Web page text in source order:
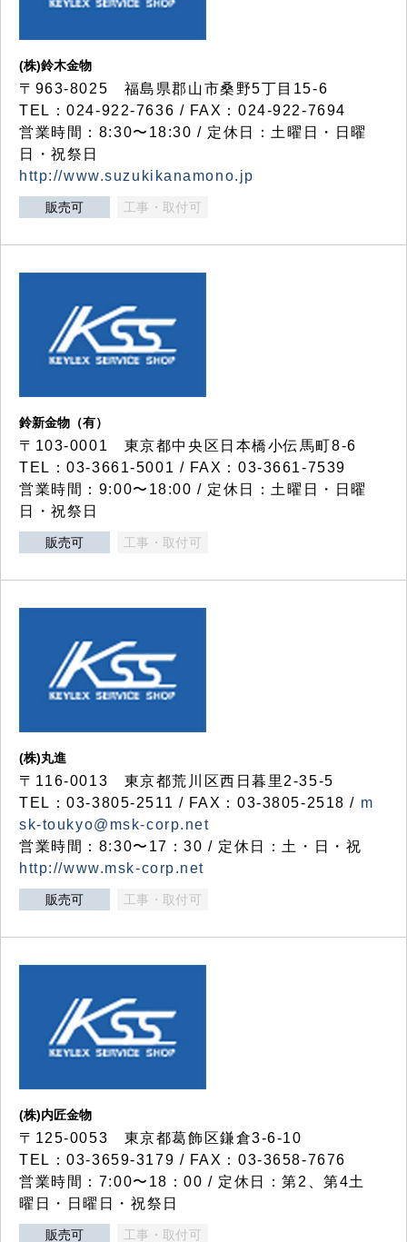
(株)鈴木金物
〒963-8025 福島県郡山市桑野5丁目15-6
TEL：024-922-7636 / FAX：024-922-7694
営業時間：8:30〜18:30 / 定休日：土曜日・日曜
日・祝祭日
http://www.suzukikanamono.jp
販売可 工事・取付可
鈴新金物（有）
〒103-0001 東京都中央区日本橋小伝馬町8-6
TEL：03-3661-5001 / FAX：03-3661-7539
営業時間：9:00〜18:00 / 定休日：土曜日・日曜
日・祝祭日
販売可 工事・取付可
(株)丸進
〒116-0013 東京都荒川区西日暮里2-35-5
TEL：03-3805-2511 / FAX：03-3805-2518 / m
sk-toukyo@msk-corp.net
営業時間：8:30〜17：30 / 定休日：土・日・祝
http://www.msk-corp.net
販売可 工事・取付可
(株)内匠金物
〒125-0053 東京都葛飾区鎌倉3-6-10
TEL：03-3659-3179 / FAX：03-3658-7676
営業時間：7:00〜18：00 / 定休日：第2、第4土
曜日・日曜日・祝祭日
販売可 工事・取付可